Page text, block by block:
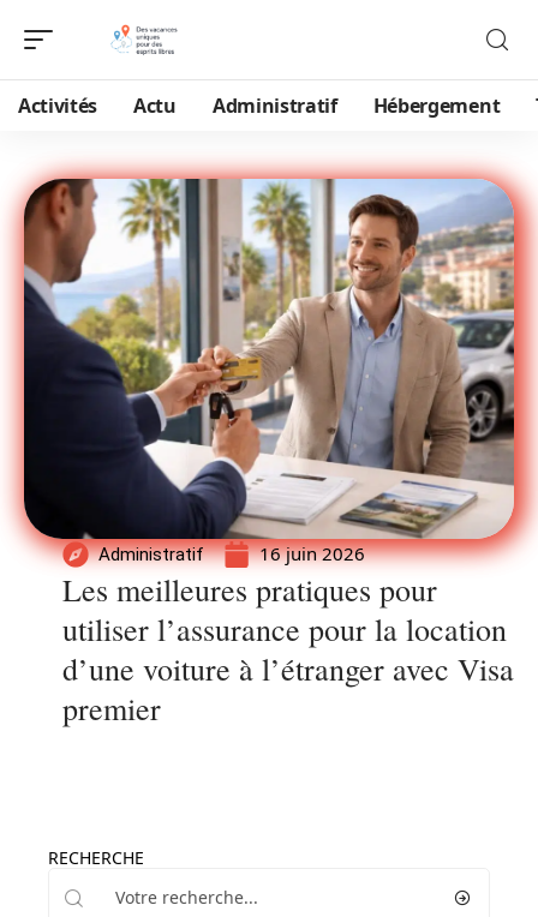
Activités Actu Administratif Hébergement
Administratif 16 juin 2026
Les meilleures pratiques pour
utiliser l’assurance pour la location
d’une voiture à l’étranger avec Visa
premier
RECHERCHE